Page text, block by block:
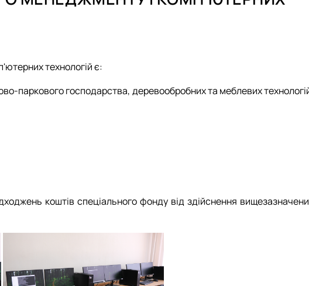
лісового господарства
технологій є:
паркового господарства, деревообробних та меблевих
коштів спеціального фонду від здійснення